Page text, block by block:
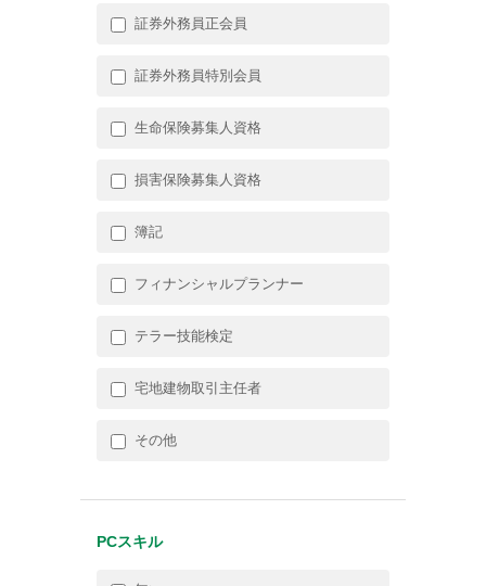
証券外務員正会員
証券外務員特別会員
生命保険募集人資格
損害保険募集人資格
簿記
フィナンシャルプランナー
テラー技能検定
宅地建物取引主任者
その他
PCスキル